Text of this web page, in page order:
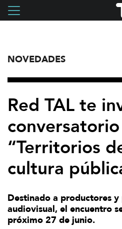
NOVEDADES
Red TAL te
conversatorio
“Territorios
cultura
Destinado a productores
audiovisual, el encuentro
próximo 27 de junio.